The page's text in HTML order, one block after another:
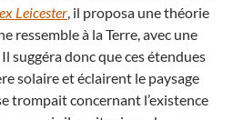
Leicester , il proposa une théorie
ressemble à la Terre, avec une
suggéra donc que ces étendues
solaire et éclairent le paysage
trompait concernant l’existence